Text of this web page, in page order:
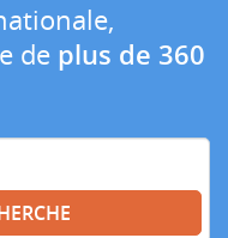
de plus de 360